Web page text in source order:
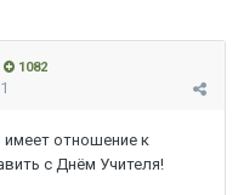
1082
имеет отношение к
с Днём Учителя!